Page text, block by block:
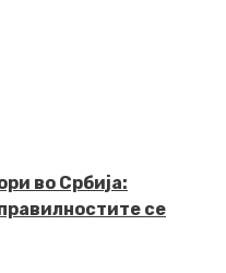
во Србија:
се